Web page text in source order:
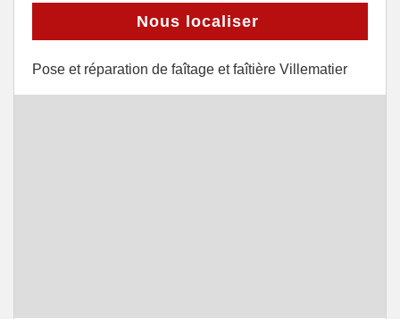
Nous localiser
Pose et réparation de faîtage et faîtière Villematier